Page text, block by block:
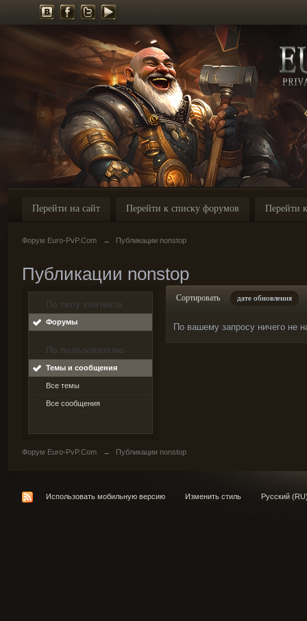
Перейти на сайт Перейти к списку форумов Перейти
Форум Euro-PvP.Com → Публикации nonstop
Публикации nonstop
По типу контента
Форумы
По пользователю
Темы и сообщения
Все темы
Все сообщения
Сортировать дате обновления
По вашему запросу ничего не
Форум Euro-PvP.Com → Публикации nonstop
Использовать мобильную версию Изменить стиль Русский